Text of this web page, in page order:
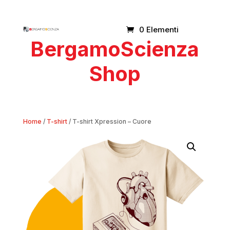
0 Elementi
BergamoScienza
Shop
Home / T-shirt/ T-shirt Xpression – Cuore